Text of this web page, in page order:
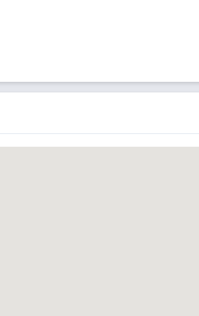
RULMAN, BAKPİLİÇ TESİSLERİ